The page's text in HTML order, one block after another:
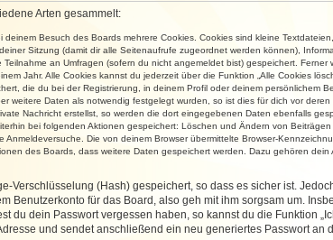
Arten gesammelt:
deinem Besuch des Boards mehrere Cookies. Cookies sind kleine
Sitzung (damit dir alle Seitenaufrufe zugeordnet werden können),
an Umfragen (sofern du nicht angemeldet bist) gespeichert.
Jahr. Alle Cookies kannst du jederzeit über die Funktion „Alle Cookies
die du bei der Registrierung, in deinem Profil oder deinem
weitere Daten als notwendig festgelegt wurden, so ist dies für dich vor deren
Nachricht erstellst, so werden die dort eingegebenen Daten ebenfalls
bei folgenden Aktionen gespeichert: Löschen und Ändern von
Anmeldeversuche. Die von deinem Browser übermittelte Browser-
des Boards, dass weitere Daten gespeichert werden. Dazu gehören
Verschlüsselung (Hash) gespeichert, so dass es sicher ist.
Benutzerkonto für das Board, also geh mit ihm sorgsam um.
du dein Passwort vergessen haben, so kannst du die Funktion
und sendet anschließend ein neu generiertes Passwort an